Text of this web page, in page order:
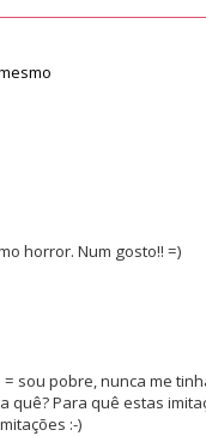
horror. Num gosto!! =)
sou pobre, nunca me
quê? Para quê estas
:-)